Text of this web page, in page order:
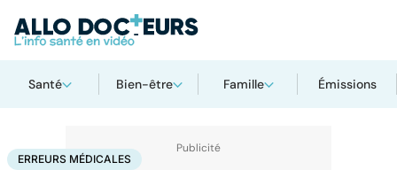
Santé Bien-être Famille Émissions
AccueilSantéSociété Justice Erreurs médicales
ERREURS MÉDICALES